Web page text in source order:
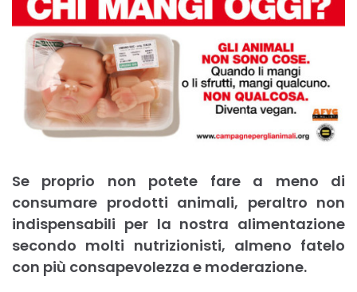
Se proprio non potete fare a meno di
consumare prodotti animali, peraltro non
indispensabili per la nostra alimentazione
secondo molti nutrizionisti, almeno fatelo
con più consapevolezza e moderazione.